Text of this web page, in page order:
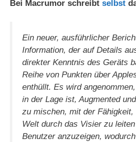
Bei Macrumor schreibt selbst
Ein neuer, ausführlicher
Information, der auf Details
direkter Kenntnis des Geräts
Reihe von Punkten über
enthüllt. Es wird
in der Lage ist, Augmented
zu mischen, mit der Fähigkeit,
Welt durch das Visier zu
Benutzer anzuzeigen,